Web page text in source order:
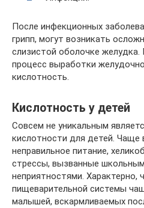
После инфекционных
грипп, могут возникать
слизистой оболочке желудка.
процесс выработки
кислотность.
Кислотность у детей
Совсем не уникальным
кислотности для детей. Чаще
неправильное питание,
стрессы, вызванные
неприятностями. Характерно,
пищеварительной системы
малышей, вскармливаемых